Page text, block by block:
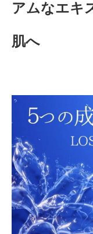
アムなエキ
肌へ